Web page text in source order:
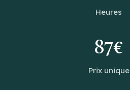
Heures
87€
Prix unique